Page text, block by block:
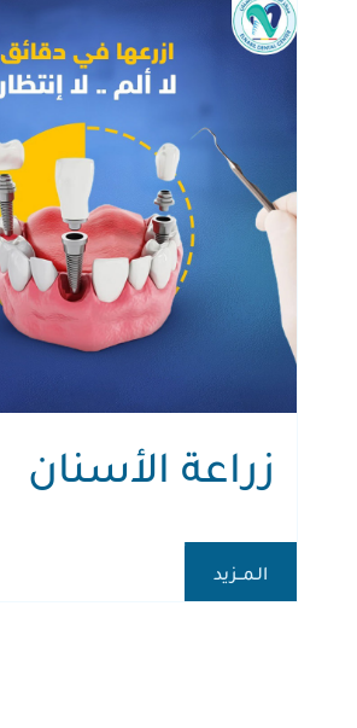
زراعة الأسنان
الـمــزيد